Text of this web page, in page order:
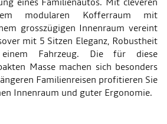
modularen Kofferraum mit
grosszügigen Innenraum vereint
mit 5 Sitzen Eleganz, Robustheit
Fahrzeug. Die für diese
Masse machen sich besonders
Familienreisen profitieren Sie
Innenraum und guter Ergonomie.